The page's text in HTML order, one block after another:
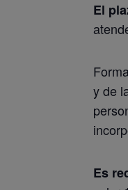
El
y de
Es